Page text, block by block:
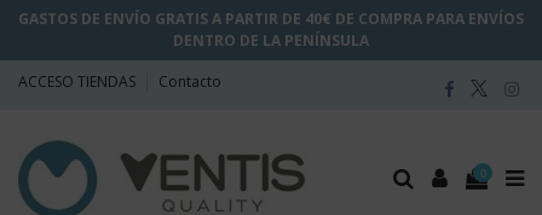
GASTOS DE ENVÍO GRATIS A PARTIR DE 40€ DE COMPRA PARA ENVÍOS
DENTRO DE LA PENÍNSULA
ACCESO TIENDAS Contacto
0